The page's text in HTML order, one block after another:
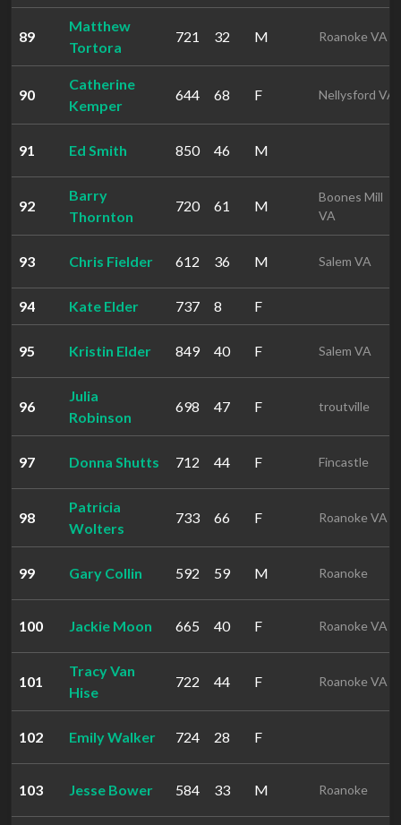
89
Matthew
Tortora
721 32 M Roanoke VA
90
Catherine
Kemper
644 68 F Nellysford VA
91 Ed Smith 850 46 M
92
Barry
Thornton
720 61 M
Boones Mill
VA
93 Chris Fielder 612 36 M Salem VA
94 Kate Elder 737 8 F
95 Kristin Elder 849 40 F Salem VA
96
Julia
Robinson
698 47 F troutville
97 Donna Shutts 712 44 F Fincastle
98
Patricia
Wolters
733 66 F Roanoke VA
99 Gary Collin 592 59 M Roanoke
100 Jackie Moon 665 40 F Roanoke VA
101
Tracy Van
Hise
722 44 F Roanoke VA
102 Emily Walker 724 28 F
103 Jesse Bower 584 33 M Roanoke